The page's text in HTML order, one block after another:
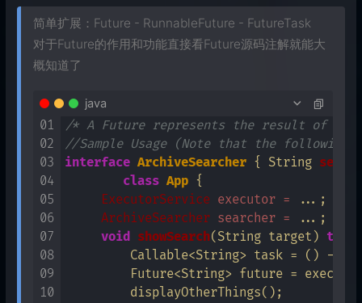
简单扩展：Future - RunnableFuture - FutureTask
对于Future的作用和功能直接看Future源码注解就能大
概知道了
java
01
02
03
04
05
06
07
08
09
10
/* A Future represents the result of an
//Sample Usage (Note that the following
interface ArchiveSearcher { String search
class App {
ExecutorService executor = ...;
ArchiveSearcher searcher = ...;
void showSearch(String target)
Callable<String> task = () ->
Future<String> future =
         displayOtherThings();